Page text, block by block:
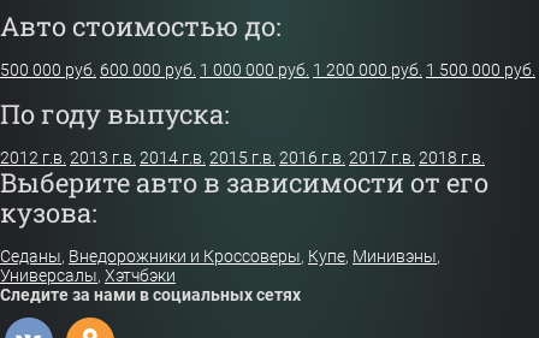
Авто стоимостью до:
500 000 руб. 600 000 руб. 1 000 000 руб. 1 200 000 руб. 1 500 000 руб.
По году выпуска:
2012 г.в. 2013 г.в. 2014 г.в. 2015 г.в. 2016 г.в. 2017 г.в. 2018 г.в.
Выберите авто в зависимости от его
кузова:
Седаны, Внедорожники и Кроссоверы, Купе, Минивэны,
Универсалы, Хэтчбэки
Следите за нами в социальных сетях